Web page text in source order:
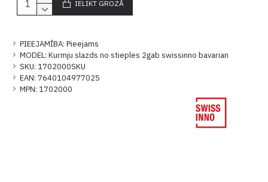
PIEEJAMĪBA: Pieejams
MODEL: Kurmju slazds no stieples 2gab swissinno bavarian
SKU: 1702000SKU
EAN: 7640104977025
MPN: 1702000
IELIKT GROZĀ